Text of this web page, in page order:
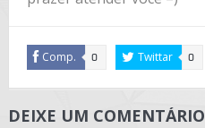
Comp. 0 Twittar 0
DEIXE UM COMENTÁRIO